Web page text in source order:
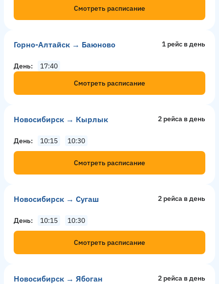
Смотреть расписание
Горно-Алтайск → Баюново 1 рейс в день
День
17:40
Смотреть расписание
Новосибирск → Кырлык 2 рейсa в день
День 10:15 10:30
Смотреть расписание
Новосибирск → Сугаш 2 рейсa в день
День 10:15 10:30
Смотреть расписание
Новосибирск → Ябоган 2 рейсa в день